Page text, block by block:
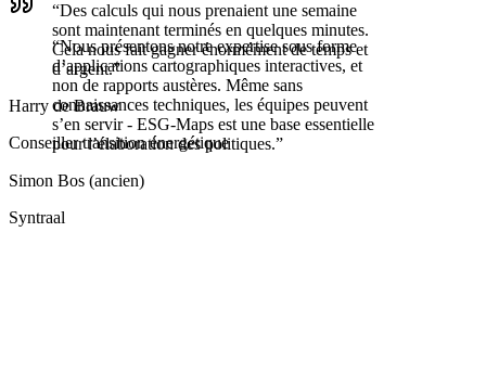
“Des calculs qui nous prenaient une semaine
sont maintenant terminés en quelques minutes.
Cela nous fait gagner énormément de temps et
d’argent.”
Harry de Brauw
Conseiller transition énergétique
“Nous présentons notre expertise sous forme
d’applications cartographiques interactives, et
non de rapports austères. Même sans
connaissances techniques, les équipes peuvent
s’en servir - ESG-Maps est une base essentielle
pour l’élaboration des politiques.”
Simon Bos (ancien)
Syntraal